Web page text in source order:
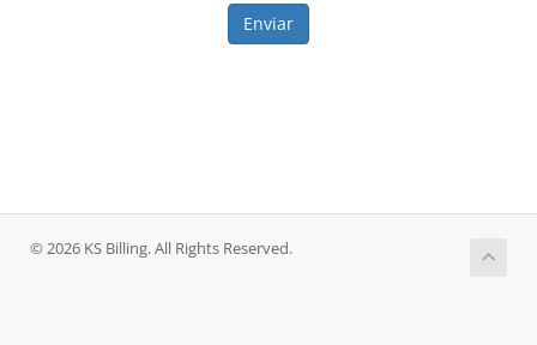
Enviar
© 2026 KS Billing. All Rights Reserved.